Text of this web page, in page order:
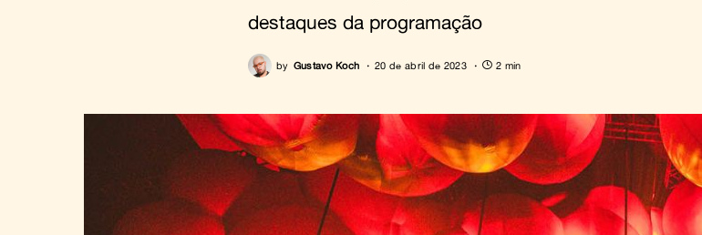
destaques da programação
by Gustavo Koch 20 de abril de 2023 2 min